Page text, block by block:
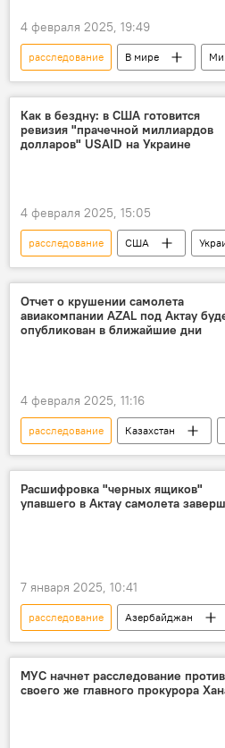
4 февраля 2025, 19:49
расследование В мире
Казахстан
отчет
Как в бездну: в США готовится
ревизия "прачечной миллиардов
долларов" USAID на Украине
4 февраля 2025, 15:05
расследование США
RT
агентство
Отчет о крушении самолета
авиакомпании AZAL под Актау
опубликован в ближайшие дни
4 февраля 2025, 11:16
расследование Казахстан
В мире
крушение
Расшифровка "черных ящиков"
упавшего в Актау самолета
7 января 2025, 10:41
расследование Азербайджан
крушение
МУС начнет расследование против
своего же главного прокурора